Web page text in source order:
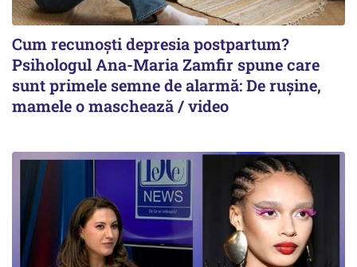
Cum recunoști depresia postpartum?
Psihologul Ana-Maria Zamfir spune care
sunt primele semne de alarmă: De rușine,
mamele o maschează / video